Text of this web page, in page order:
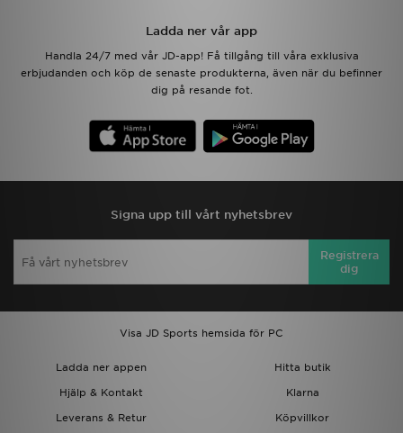
Ladda ner vår app
Handla 24/7 med vår JD-app! Få tillgång till våra exklusiva
erbjudanden och köp de senaste produkterna, även när du befinner
dig på resande fot.
Signa upp till vårt nyhetsbrev
Registrera
dig
Visa JD Sports hemsida för PC
Ladda ner appen
Hitta butik
Hjälp & Kontakt
Klarna
Leverans & Retur
Köpvillkor